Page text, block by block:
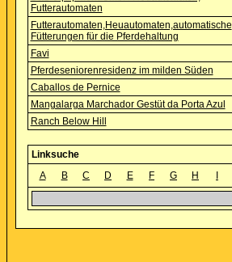
Futterautomaten
Futterautomaten,Heuautomaten,automatische
Fütterungen für die Pferdehaltung
Favi
Pferdeseniorenresidenz im milden Süden
Caballos de Pernice
Mangalarga Marchador Gestüt da Porta Azul
Ranch Below Hill
Linksuche
A
B C D E F G H